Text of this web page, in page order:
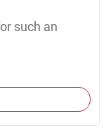
such an